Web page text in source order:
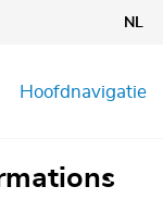
NL
Hoofdnavigatie